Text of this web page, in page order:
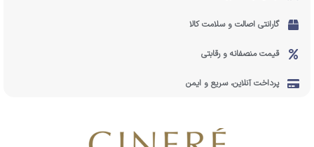
گارانتی اصالت و سلامت کالا
قیمت منصفانه و رقابتی
پرداخت آنلاین، سریع و ایمن